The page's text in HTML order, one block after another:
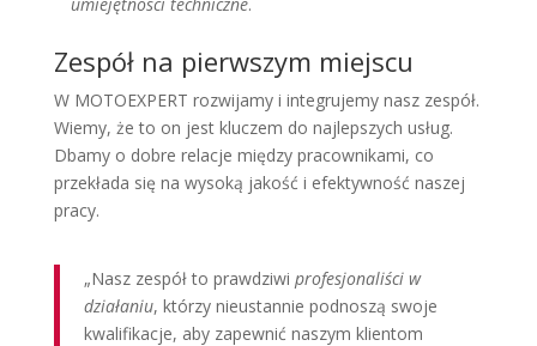
Zespół na pierwszym miejscu
W MOTOEXPERT rozwijamy i integrujemy nasz zespół.
Wiemy, że to on jest kluczem do najlepszych usług.
Dbamy o dobre relacje między pracownikami, co
przekłada się na wysoką jakość i efektywność naszej
pracy.
„Nasz zespół to prawdziwi profesjonaliści w
działaniu, którzy nieustannie podnoszą swoje
kwalifikacje, aby zapewnić naszym klientom